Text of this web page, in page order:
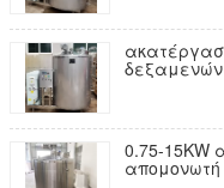
ψύξης
0.75-15KW